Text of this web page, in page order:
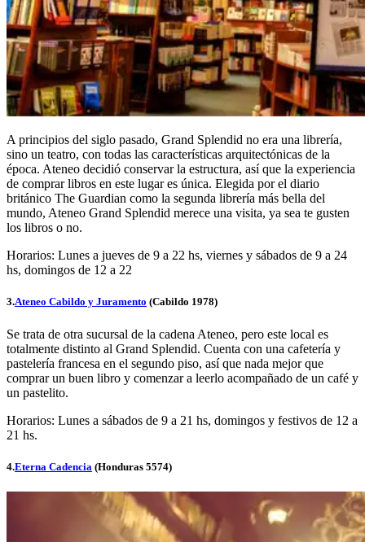
A principios del siglo pasado, Grand Splendid no era una librería,
sino un teatro, con todas las características arquitectónicas de la
época. Ateneo decidió conservar la estructura, así que la experiencia
de comprar libros en este lugar es única. Elegida por el diario
británico The Guardian como la segunda librería más bella del
mundo, Ateneo Grand Splendid merece una visita, ya sea te gusten
los libros o no.
Horarios: Lunes a jueves de 9 a 22 hs, viernes y sábados de 9 a 24
hs, domingos de 12 a 22
3.Ateneo Cabildo y Juramento (Cabildo 1978)
Se trata de otra sucursal de la cadena Ateneo, pero este local es
totalmente distinto al Grand Splendid. Cuenta con una cafetería y
pastelería francesa en el segundo piso, así que nada mejor que
comprar un buen libro y comenzar a leerlo acompañado de un café y
un pastelito.
Horarios: Lunes a sábados de 9 a 21 hs, domingos y festivos de 12 a
21 hs.
4.Eterna Cadencia (Honduras 5574)